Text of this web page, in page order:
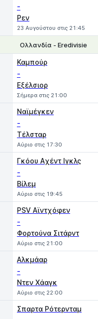
-
Ρεν
23 Αυγούστου στις 21:45
Ολλανδία - Eredivisie
Καμπούρ
-
Εξέλσιορ
Σήμερα στις 21:00
Ναϊμέγκεν
-
Τέλσταρ
Αύριο στις 17:30
Γκόου Aχέντ Ιγκλς
-
Βίλεμ
Αύριο στις 19:45
PSV Αϊντχόφεν
-
Φορτούνα Σιτάρντ
Αύριο στις 21:00
Αλκμάαρ
-
Ντεν Χάαγκ
Αύριο στις 22:00
Σπαρτα Ρότερνταμ